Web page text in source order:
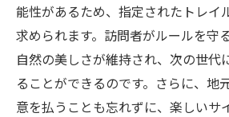
能性があるため、指定されたトレイ
求められます。訪問者がルールを守
自然の美しさが維持され、次の世代
ることができるのです。さらに、地
意を払うことも忘れずに、楽しいサ